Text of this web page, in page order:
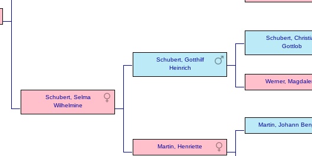
Schubert, Selma
Wilhelmine
Schubert, Gotthilf
Heinrich
Schubert,
Gottlob
Werner,
Martin, Henriette
Martin, Johann